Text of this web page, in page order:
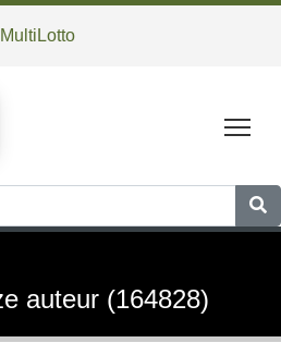
MultiLotto
auteur (164828)